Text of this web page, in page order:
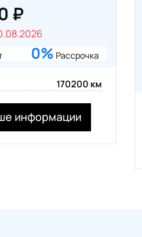
₽
0% Рассрочка
170200 км
информации